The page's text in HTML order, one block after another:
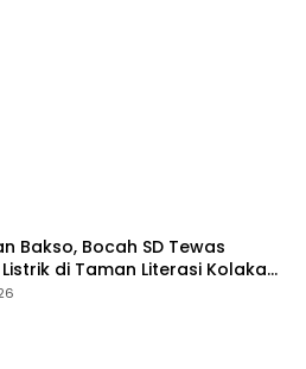
Bakso, Bocah SD Tewas
di Taman Literasi Kolaka